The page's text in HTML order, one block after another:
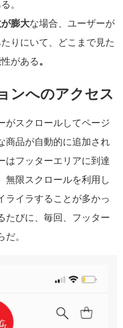
。
膨大な場合、ユーザーが
りにいて、どこまで見た
がある。
ンへのアクセス
がスクロールしてページ
商品が自動的に追加され
はフッターエリアに到達
無限スクロールを利用し
ライラすることが多かっ
たびに、毎回、フッター
。­